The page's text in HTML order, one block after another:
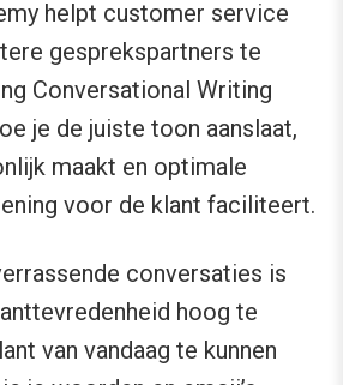
helpt customer service
gesprekspartners te
Conversational Writing
je de juiste toon aanslaat,
maakt en optimale
voor de klant faciliteert.
conversaties is
hoog te
van vandaag te kunnen